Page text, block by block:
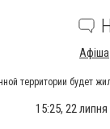
Афіша
территории будет
15:25, 22 липня